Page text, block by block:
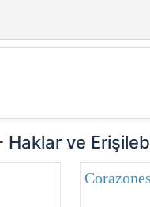
💕
Haklar ve